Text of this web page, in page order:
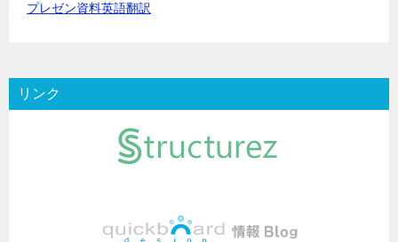
プレゼン資料英語翻訳
リンク